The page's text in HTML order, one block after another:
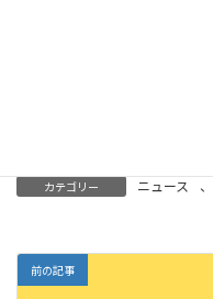
カテゴリー ニュース 、
前の記事